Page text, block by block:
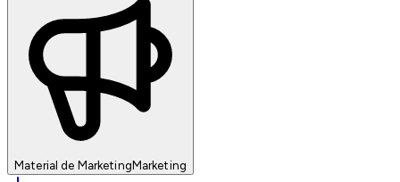
Material de MarketingMarketing